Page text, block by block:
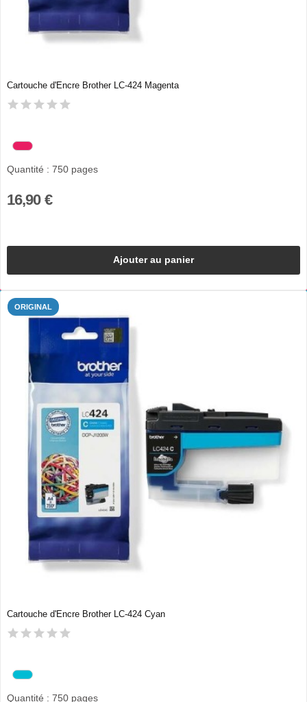
Cartouche d'Encre Brother LC-424 Magenta
Quantité : 750 pages
16,90 €
Ajouter au panier
ORIGINAL
Cartouche d'Encre Brother LC-424 Cyan
Quantité : 750 pages